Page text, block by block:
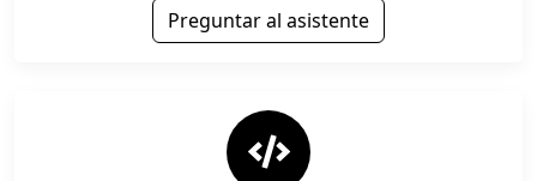
Preguntar al asistente